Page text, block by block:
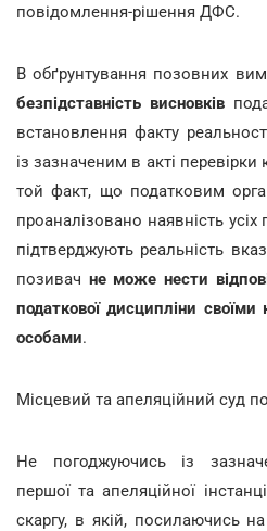
повідомлення-рішення ДФС.
В обґрунтування позовних
безпідставність висновків
встановлення факту
із зазначеним в акті
той факт, що податковим
проаналізовано наявність
підтверджують реальність
позивач не може нести
податкової дисципліни своїми
особами.
Місцевий та апеляційний суд
Не погоджуючись із
першої та апеляційної
скаргу, в якій, посилаючись